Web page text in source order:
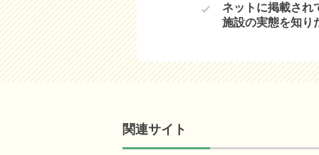
ネットに掲載され
施設の実態を知り
関連サイト